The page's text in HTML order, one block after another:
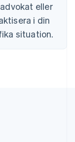
eller
i din
situation.